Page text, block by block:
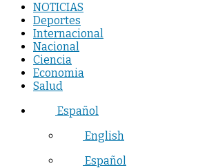
NOTICIAS
Deportes
Internacional
Nacional
Ciencia
Economia
Salud
Español
English
Español